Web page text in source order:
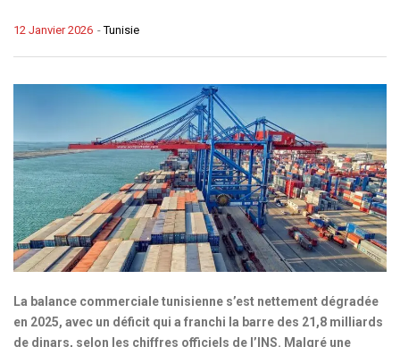
-Tunisie
12 Janvier 2026
La balance commerciale tunisienne s’est nettement dégradée
en 2025, avec un déficit qui a franchi la barre des 21,8 milliards
de dinars, selon les chiffres officiels de l’INS. Malgré une